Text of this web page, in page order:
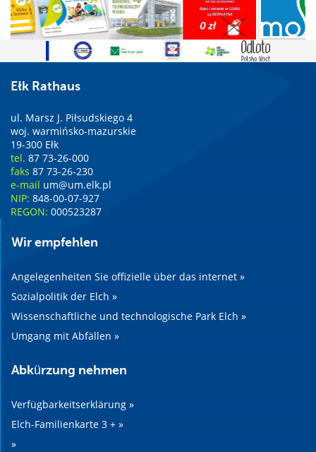
Ełk Rathaus
ul. Marsz J. Piłsudskiego 4
woj. warmińsko-mazurskie
19-300 Ełk
tel. 87 73-26-000
faks 87 73-26-230
e-mail um@um.elk.pl
NIP: 848-00-07-927
REGON: 000523287
Wir empfehlen
Angelegenheiten Sie offizielle über das internet »
Sozialpolitik der Elch »
Wissenschaftliche und technologische Park Elch »
Umgang mit Abfällen »
Abkürzung nehmen
Verfügbarkeitserklärung »
Elch-Familienkarte 3 + »
»